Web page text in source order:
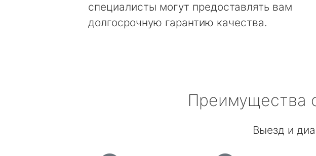
специалисты могут предоставлять вам
долгосрочную гарантию качества.
Преимущества
Выезд и